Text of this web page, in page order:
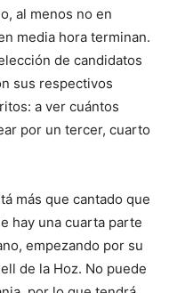
al menos no en
media hora terminan.
de candidatos
sus respectivos
a ver cuántos
por un tercer, cuarto
más que cantado que
hay una cuarta parte
empezando por su
de la Hoz. No puede